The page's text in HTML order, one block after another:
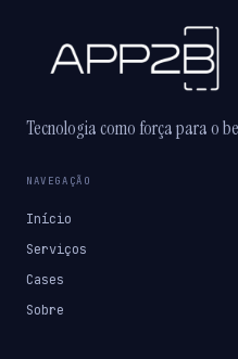
Tecnologia como força para o
NAVEGAÇÃO
Início
Serviços
Cases
Sobre